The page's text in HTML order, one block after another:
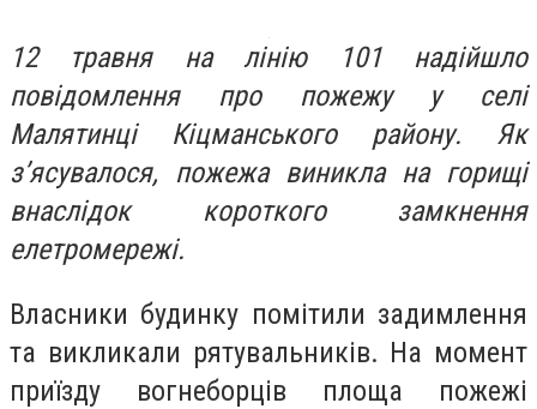
12 травня на лінію 101 надійшло
повідомлення про пожежу у селі
Малятинці Кіцманського району. Як
з’ясувалося, пожежа виникла на горищі
внаслідок короткого замкнення
елетромережі.
Власники будинку помітили задимлення
та викликали рятувальників. На момент
приїзду вогнеборців площа пожежі